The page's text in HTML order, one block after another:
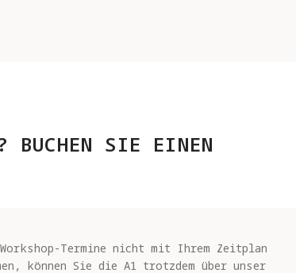
BUCHEN SIE EINEN
Workshop-Termine nicht mit Ihrem Zeitplan
können Sie die A1 trotzdem über unser